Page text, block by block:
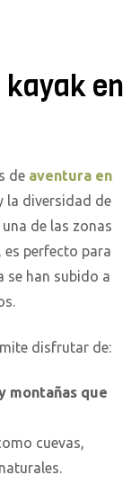
kayak en
de aventura en
la diversidad de
una de las zonas
perfecto para
se han subido a
disfrutar de:
montañas que
cuevas,